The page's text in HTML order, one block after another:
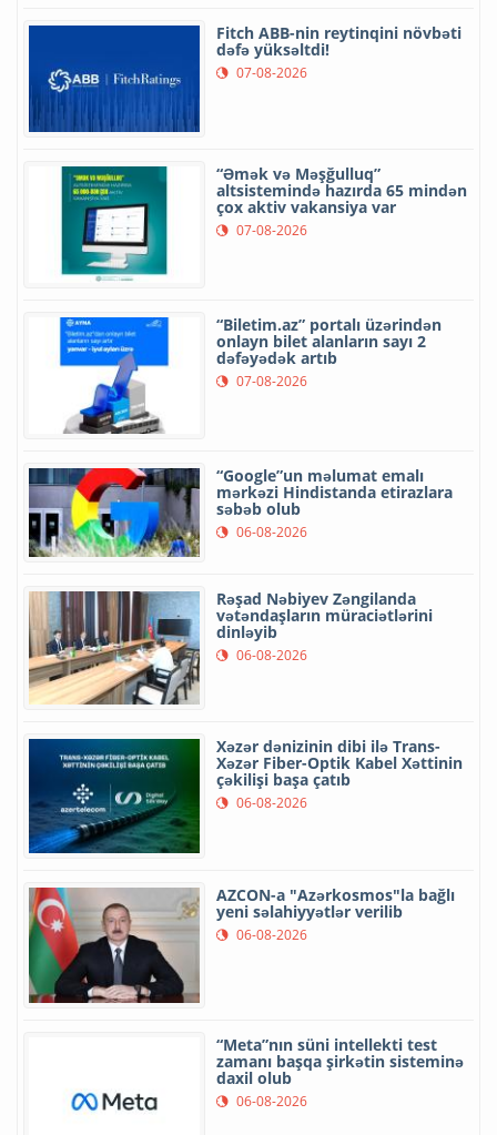
Fitch ABB-nin reytinqini növbəti
dəfə yüksəltdi!
07-08-2026
“Əmək və Məşğulluq”
altsistemində hazırda 65 mindən
çox aktiv vakansiya var
07-08-2026
“Biletim.az” portalı üzərindən
onlayn bilet alanların sayı 2
dəfəyədək artıb
07-08-2026
“Google”un məlumat emalı
mərkəzi Hindistanda etirazlara
səbəb olub
06-08-2026
Rəşad Nəbiyev Zəngilanda
vətəndaşların müraciətlərini
dinləyib
06-08-2026
Xəzər dənizinin dibi ilə Trans-
Xəzər Fiber-Optik Kabel Xəttinin
çəkilişi başa çatıb
06-08-2026
AZCON-a "Azərkosmos"la bağlı
yeni səlahiyyətlər verilib
06-08-2026
“Meta”nın süni intellekti test
zamanı başqa şirkətin sisteminə
daxil olub
06-08-2026